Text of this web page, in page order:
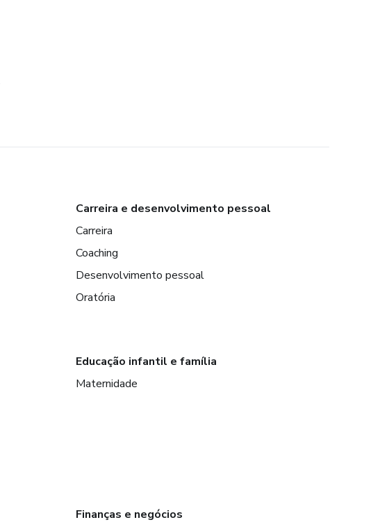
Carreira e desenvolvimento pessoal
Carreira
Coaching
Desenvolvimento pessoal
Oratória
Educação infantil e família
Maternidade
Finanças e negócios